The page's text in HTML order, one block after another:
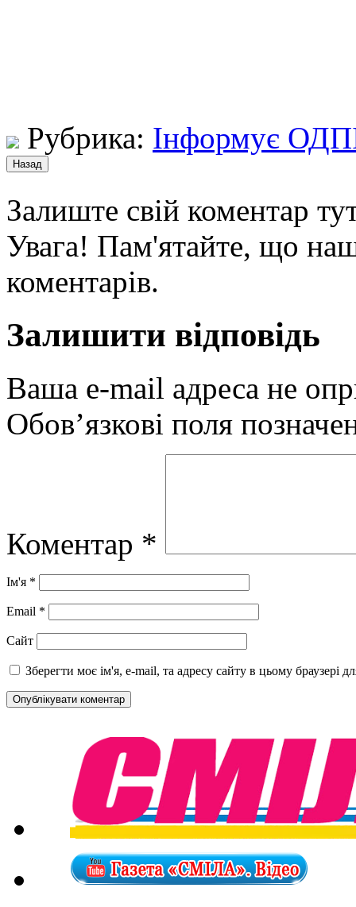
Рубрика: Інформує
Залиште свій коментар
Увага! Пам'ятайте, що
коментарів.
Залишити відповідь
Ваша e-mail адреса не
Обов’язкові поля
Коментар *
Ім'я *
Email *
Сайт
Зберегти моє ім'я, e-mail, та адресу сайту в цьому браузері